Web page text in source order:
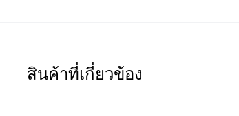
สินค้าที่เกี่ยวข้อง